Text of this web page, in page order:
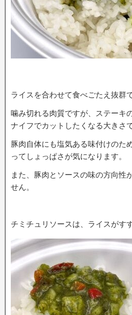
ライスを合わせて食べごたえ抜群で
噛み切れる肉質ですが、ステーキ
ナイフでカットしたくなる大きさで
豚肉自体にも塩気ある味付けのた
ってしょっぱさが気になります。
また、豚肉とソースの味の方向性
せん。
チミチュリソースは、ライスがす